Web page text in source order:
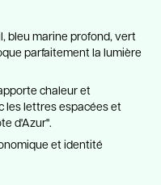
bleu marine profond, vert
parfaitement la lumière
chaleur et
les lettres espacées et
d'Azur".
et identité